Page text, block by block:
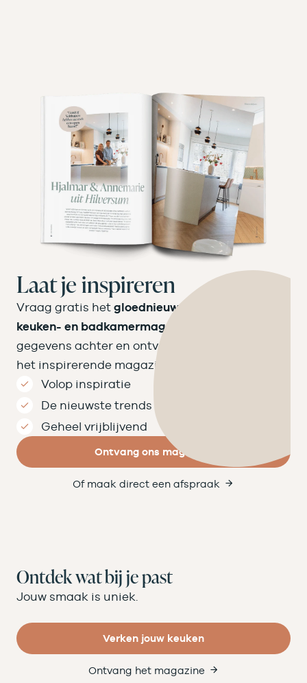
Laat je inspireren
Vraag gratis het gloednieuwe Velthuizen
keuken- en badkamermagazine
gegevens achter en ontvang binnen een week
het inspirerende magazine op de mat.
Volop inspiratie
De nieuwste trends
Geheel vrijblijvend
Ontvang ons magazine
Of maak direct een afspraak
Ontdek wat bij je past
Jouw smaak is uniek.
Verken jouw keuken
Ontvang het magazine